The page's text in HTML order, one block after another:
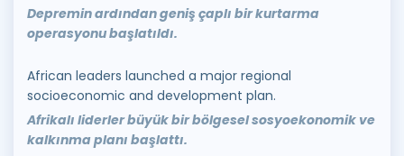
Depremin ardından geniş çaplı bir kurtarma
operasyonu başlatıldı.
African leaders launched a major regional
socioeconomic and development plan.
Afrikalı liderler büyük bir bölgesel sosyoekonomik ve
kalkınma planı başlattı.